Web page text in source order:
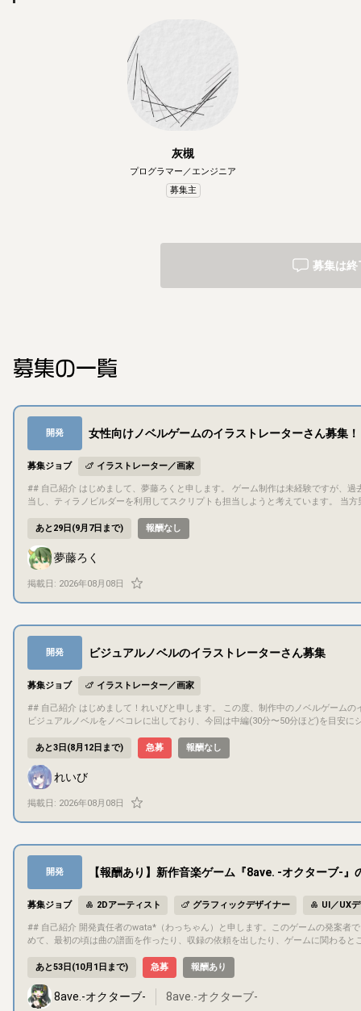
灰槻
プログラマー／エンジニア
募集主
募集は終
募集の一覧
開発 女性向けノベルゲームのイラストレーターさん募集！
募集ジョブ イラストレーター／画家
## 自己紹介 はじめまして、夢藤ろくと申します。 ゲーム制作は未経験ですが、過去、小説大賞応募など中心に創作活動をしていました。 主にシナリオ・本文を担
当し、ティラノビルダーを利用してスクリプトも担当しようと考えています。 当方男性のため、
ですが、まずは１名ルートのみ制作予定(エンド数2) 現在制作中のノベルゲームの立ち絵イラストを担当してくださる方を募集します。 募集の際に、ポートフォリ
オやこれまでの実績がもしあれば幸いです。 イラストレーター様の意見もお聞きし一緒にキャラクターを作っていきたいと思っています。 ## プロジェクト概要 タ
イトル：「未定」 ジャンル：フリーの女性向けノベルゲーム プラットフォーム：
（予定） 現在、プロットはほぼ完成済み、本文が約３万文字執筆完了（全体の３～４０％程度）していますが、執筆済み部分についても必要に応じて調整を重ねる
予定です。 ゲームスクリプト部分はまだ着手しておらず、本文完成次第、制作していく予定です。 ## 目的・目標 まずはゲームを完成させ、ノベルゲームコレクシ
ョンで公開することを目標としています。 作品発表後の反響や、制作メンバーのモチベーショ
界観やキャラクター設定・背景などにも力を入れた女性向けノベルゲーム（乙女
ます。
あと29日(9月7日まで) 報酬なし
夢藤ろく
掲載日: 2026年08月08日
開発 ビジュアルノベルのイラストレーターさん募集
募集ジョブ イラストレーター／画家
## 自己紹介 はじめまして！れいびと申します。 この度、制作中のノベルゲームのイラストを担当してくださる方を募集させていただきます。 過去に4本の超短編
ビジュアルノベルをノベコレに出しており、今回は中編(30分〜50分ほど)を目安
す。 こちらの線画を使用して彩色していただく形、もしくは線画やキャラクター
のイラストと、もし余裕があればスチルを数枚お願いします。 ## プロジェクト概要 タイトル(仮) 千鶴は非日常を見ている ジャンル 一本道ビジュアルノベルゲー
ム 作風 ラブコメディ(鬱っぽい心理描写あり) 投稿するプラットフォーム ノベル
やゲームへの挿入、スクリプトの作業に入っています。 ## 目的・目標 完成させ、投稿して世に出すことを目標としています。 趣味での制作となりますのでお気軽
にご応募ください！ ## ゲーム内容 舞台は現代日本です。 ヒロインの千鶴が首吊り未遂をした後、外見は少年の"オバケ"が見えるようになります。 その"オバケ"と
日常ドタバタコメディをした後、"オバケ"の出生を辿るため友人の凪と3人で遠出……という形です。 ## 担当いただきたい作業 キャラク
・私服差分 各1枚 ・千鶴のみメイド衣装差分1枚 ・表情差分 各6～10種類程度 タイトル画面イラストの制作 ※余裕があればス
のうえ提出期限を設定することも可能です。 以上になります。 お気軽にご
あと3日(8月12日まで) 急募 報酬なし
れいび
掲載日: 2026年08月08日
開発 【報酬あり】新作音楽ゲーム『8ave. -オクターブ-
募集ジョブ 2Dアーティスト グラフィックデザイナー UI／UX
## 自己紹介 開発責任者のwata*（わっちゃん）と申します。このゲームの発案者で、基本的には企画・開発のほとんどを自分で行っています。プログラミングも含
めて、最初の頃は曲の譜面を作ったり、収録の依頼を出したり、ゲームに関わる
継続的にご担当いただける方を募集します。 デザインの専門的な視点を取り入れ、ゲーム
100万円(100%)を達成しました。 ## 目的・目標 少人数で制作しているインディー音楽ゲームですが、クラウドファンディングで目標金額を上回るご支援を頂きま
した。 皆様からのご期待に沿えるようなハイクオリティな音楽ゲームをリリースすることを目指しております。 インディーゲームの枠を超えるため、UI/UXのクオ
あと53日(10月1日まで) 急募 報酬あり
8ave.-オクターブ- 8ave.-オクターブ-